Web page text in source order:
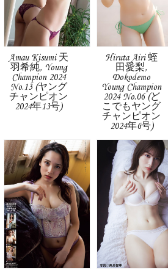
Amau Kisumi 天
羽希純, Young
Champion 2024
No.13 (ヤング
チャンピオン
2024年13号)
Hiruta Airi 蛭
田愛梨,
Dokodemo
Young Champion
2024 No.06 (ど
こでもヤング
チャンピオン
2024年6号)